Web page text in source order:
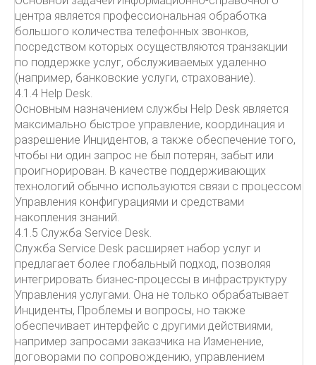
центра является профессиональная обработка
большого количества телефонных звонков,
посредством которых осуществляются транзакции
по поддержке услуг, обслуживаемых удаленно
(например, банковские услуги, страхование).
4.1.4 Help Desk.
Основным назначением службы Help Desk является
максимально быстрое управление, координация и
разрешение Инцидентов, а также обеспечение того,
чтобы ни один запрос не был потерян, забыт или
проигнорирован. В качестве поддерживающих
технологий обычно используются связи с процессом
Управления конфигурациями и средствами
накопления знаний.
4.1.5 Служба Service Desk.
Служба Service Desk расширяет набор услуг и
предлагает более глобальный подход, позволяя
интегрировать бизнес-процессы в инфраструктуру
Управления услугами. Она не только обрабатывает
Инциденты, Проблемы и вопросы, но также
обеспечивает интерфейс с другими действиями,
например запросами заказчика на Изменение,
договорами по сопровождению, управлением